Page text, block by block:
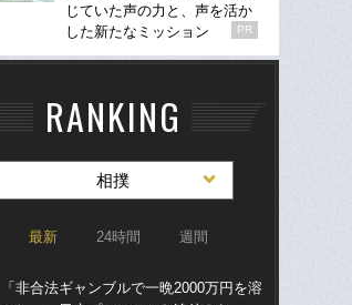
じていた声の力と、声を活か
した新たなミッション
PR
RANKING
相撲
最新 24時間 週間
「非合法ギャンブルで一晩2000万円を溶